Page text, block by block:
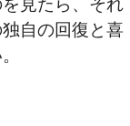
自の回復と喜